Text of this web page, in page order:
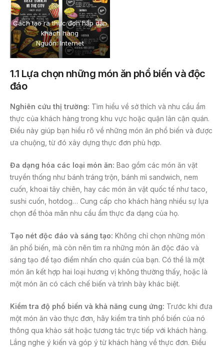
Cách tạo ra thực đơn hấp dẫn
khách hàng
Nguồn: Internet
1.1 Lựa chọn những món ăn phổ biến và độc
đáo
Nghiên cứu thị trường: Tìm hiểu về sở thích và nhu cầu ẩm
thực của khách hàng trong khu vực hoặc quận lân cận quán.
Điều này giúp bạn hiểu rõ về những món ăn phổ biến và được
ưa chuộng, từ đó xây dựng thực đơn phù hợp.
Đa dạng hóa các loại món ăn: Bao gồm các món ăn vặt
truyền thống như bánh tráng trộn, bánh mì sandwich, nem
cuốn, khoai tây chiên, hay các món ăn vặt quốc tế như taco,
sushi cuốn, hotdog… Cung cấp cho khách hàng nhiều sự lựa
chọn để thỏa mãn nhu cầu ẩm thực đa dạng của họ.
Tạo nét độc đáo và sáng tạo: Không chỉ chọn những món
ăn phổ biến, mà còn nên tìm ra những món ăn độc đáo và
sáng tạo để tạo điểm nhấn cho quán của bạn. Có thể là một
món ăn kết hợp hai loại hương vị không thường thấy, hoặc là
một món ăn có cách chế biến và trình bày khác biệt.
Kiểm tra độ phổ biến và khả năng cung ứng: Trước khi đưa
một món ăn vào thực đơn, hãy kiểm tra tính phổ biến của nó
thông qua khảo sát hoặc tương tác trực tiếp với khách hàng.
Lắng nghe ý kiến và góp ý từ khách hàng về thực đơn. Điều